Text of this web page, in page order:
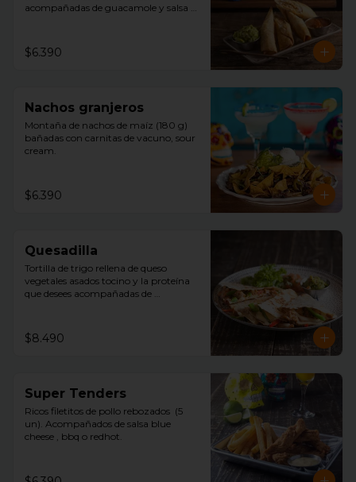
acompañadas de guacamole y salsa
$6.390
Nachos granjeros
Montaña de nachos de maíz (180 g)
bañadas con carnitas de vacuno, sour
cream.
$6.390
Quesadilla
Tortilla de trigo rellena de queso
vegetales asados tocino y la proteína
que desees acompañadas de
$8.490
Super Tenders
Ricos filetitos de pollo rebozados  (5
un). Acompañados de salsa blue
cheese , bbq o redhot.